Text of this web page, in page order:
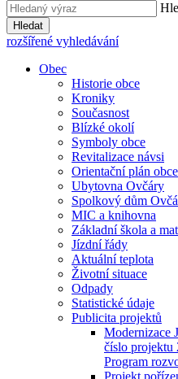
Hledat
rozšířené vyhledávání
Obec
Historie obce
Kroniky
Současnost
Blízké okolí
Symboly obce
Revitalizace návsi
Orientační plán obce
Ubytovna Ovčáry
Spolkový dům
MIC a knihovna
Základní škola a
Jízdní řády
Aktuální teplota
Životní situace
Odpady
Statistické údaje
Publicita projektů
Modernizace
číslo projektu
Program
Projekt